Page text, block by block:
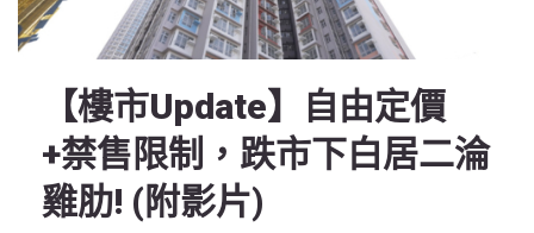
【樓市Update】自由定價
+禁售限制，跌市下白居二淪
雞肋! (附影片)